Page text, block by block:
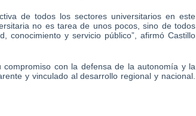
de todos los sectores universitarios en este
no es tarea de unos pocos, sino de todos
conocimiento y servicio público”, afirmó Castillo
con la defensa de la autonomía y la
y vinculado al desarrollo regional y nacional.